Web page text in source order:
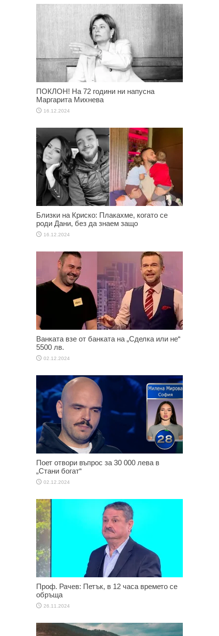
ПОКЛОН! На 72 години ни напусна
Маргарита Михнева
16.12.2024
Близки на Криско: Плакахме, когато се
роди Дани, без да знаем защо
16.12.2024
Ванката взе от банката на „Сделка или не“
5500 лв.
02.12.2024
Поет отвори въпрос за 30 000 лева в
„Стани богат“
02.12.2024
Проф. Рачев: Петък, в 12 часа времето се
обръща
26.11.2024